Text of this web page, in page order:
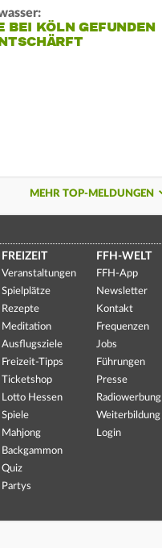
BEI KÖLN GEFUNDEN
MEHR TOP-MELDUNGEN
FREIZEIT
Veranstaltungen
Spielplätze
Rezepte
Meditation
Ausflugsziele
Freizeit-Tipps
Ticketshop
Lotto Hessen
Spiele
Mahjong
Backgammon
Quiz
Partys
FFH-WELT
FFH-App
Newsletter
Kontakt
Frequenzen
Jobs
Führungen
Presse
Radiowerbung
Weiterbildung
Login